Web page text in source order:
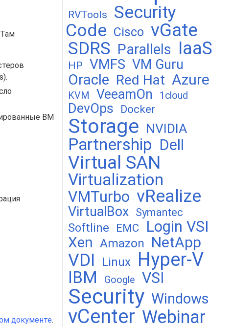
ВМ
документе.
RVTools
Security
Code Cisco vGate
SDRS Parallels IaaS
HP VMFS VM Guru
Oracle Red Hat Azure
KVM VeeamOn 1cloud
DevOps Docker
Storage NVIDIA
Partnership Dell
Virtual SAN
Virtualization
VMTurbo vRealize
VirtualBox Symantec
Softline EMC
Login VSI
Xen Amazon NetApp
VDI Linux Hyper-V
IBM Google VSI
Security Windows
vCenter Webinar